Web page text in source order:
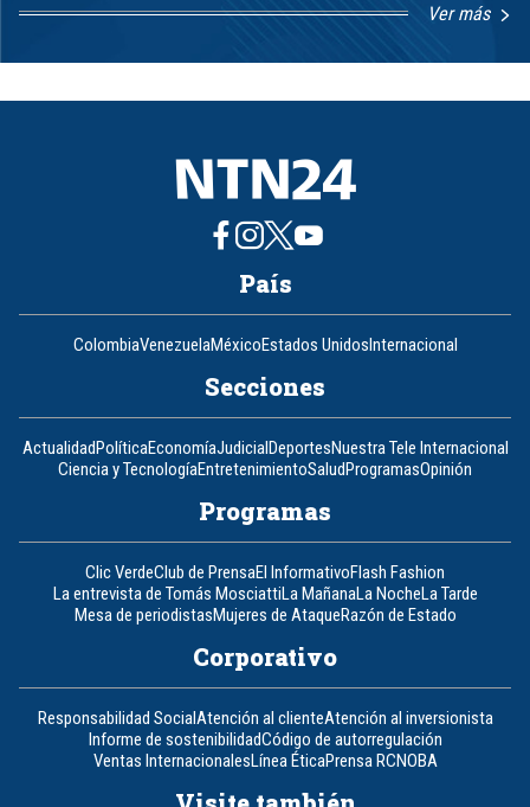
Ver más
8
País
ColombiaVenezuelaMéxicoEstados UnidosInternacional
Secciones
ActualidadPolíticaEconomíaJudicialDeportesNuestra Tele Internacional
Ciencia y TecnologíaEntretenimientoSaludProgramasOpinión
Programas
Clic VerdeClub de PrensaEl InformativoFlash Fashion
La entrevista de Tomás MosciattiLa MañanaLa NocheLa Tarde
Mesa de periodistasMujeres de AtaqueRazón de Estado
Corporativo
Responsabilidad SocialAtención al clienteAtención al inversionista
Informe de sostenibilidadCódigo de autorregulación
Ventas InternacionalesLínea ÉticaPrensa RCNOBA